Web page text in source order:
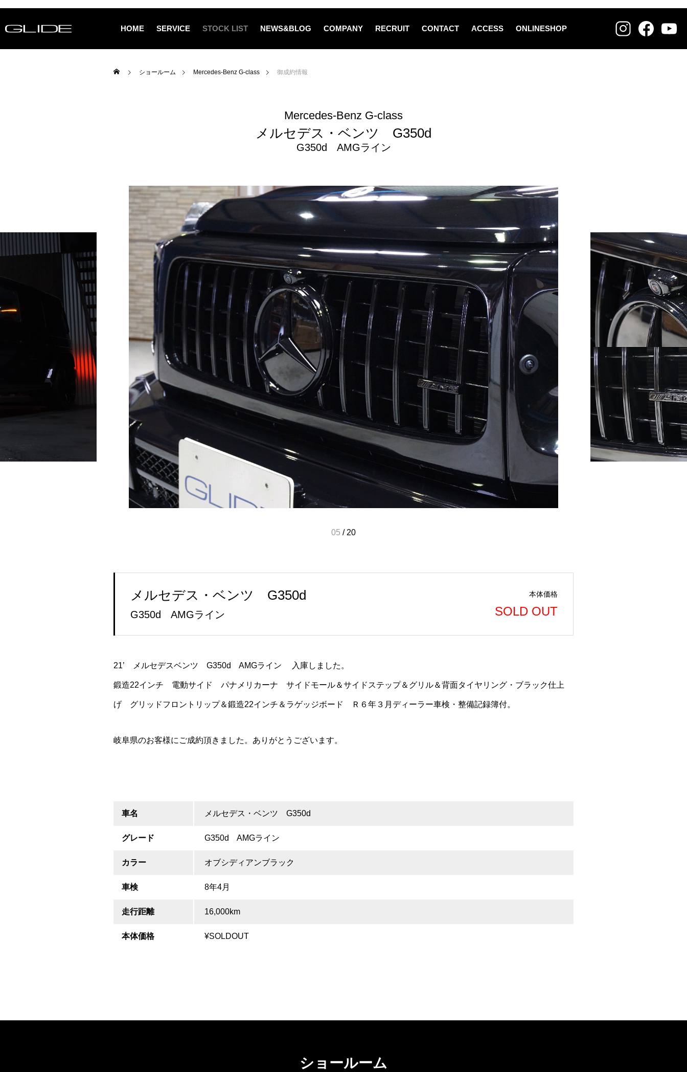
HOME SERVICE STOCK LIST NEWS&BLOG COMPANY RECRUIT CONTACT ACCESS ONLINESHOP
ショールーム Mercedes-Benz G-class 御成約情報
Mercedes-Benz G-class
メルセデス・ベンツ G350d
G350d AMGライン
06 / 20
メルセデス・ベンツ G350d
G350d AMGライン
本体価格
SOLD OUT
21’ メルセデスベンツ G350d AMGライン 入庫しました。
鍛造22インチ 電動サイド パナメリカーナ サイドモール＆サイドステップ＆グリル＆背面タイヤリング・ブラック仕上
げ グリッドフロントリップ＆鍛造22インチ＆ラゲッジボード Ｒ６年３月ディーラー車検・整備記録簿付。
岐阜県のお客様にご成約頂きました。ありがとうございます。
車名 メルセデス・ベンツ G350d
グレード G350d AMGライン
カラー オブシディアンブラック
車検 8年4月
走行距離 16,000km
本体価格 ¥SOLDOUT
ショールーム